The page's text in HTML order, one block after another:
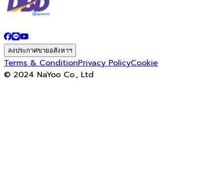
ลงประกาศขายอสังหาฯ
Terms & ConditionPrivacy PolicyCookie
© 2024 NaYoo Co., Ltd